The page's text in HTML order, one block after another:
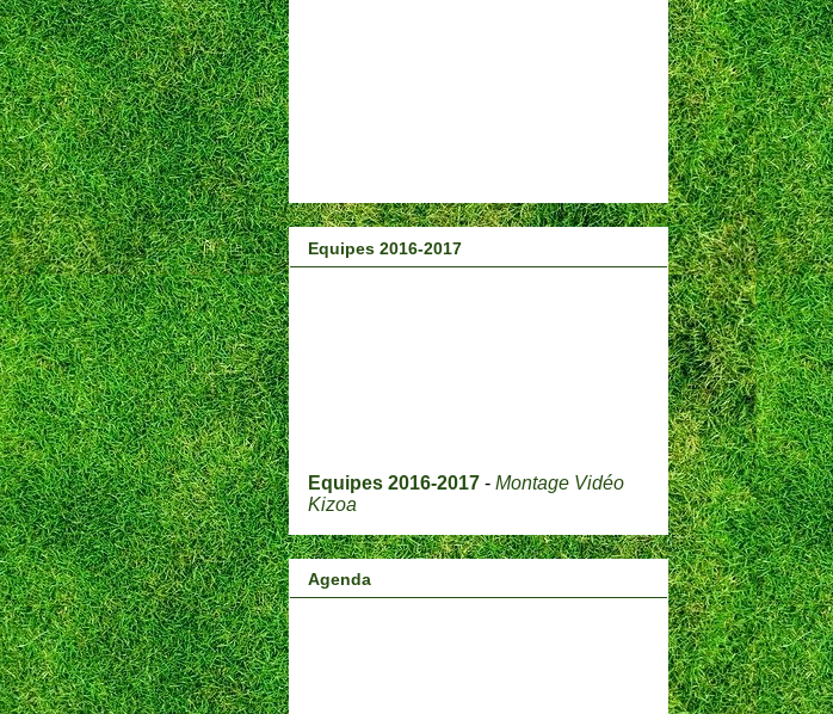
Equipes 2016-2017
Equipes 2016-2017 - Montage Vidéo
Kizoa
Agenda